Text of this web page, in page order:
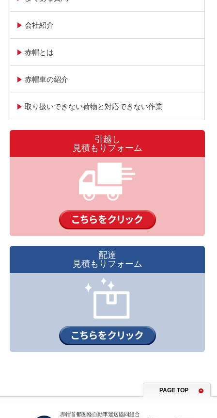
会社紹介
赤帽とは
赤帽車の紹介
取り扱いできない荷物と対応できない作業
引越し
見積もりフォーム
配達
見積もりフォーム
PAGE TOP
赤帽首都圏軽自動車運送協同組合